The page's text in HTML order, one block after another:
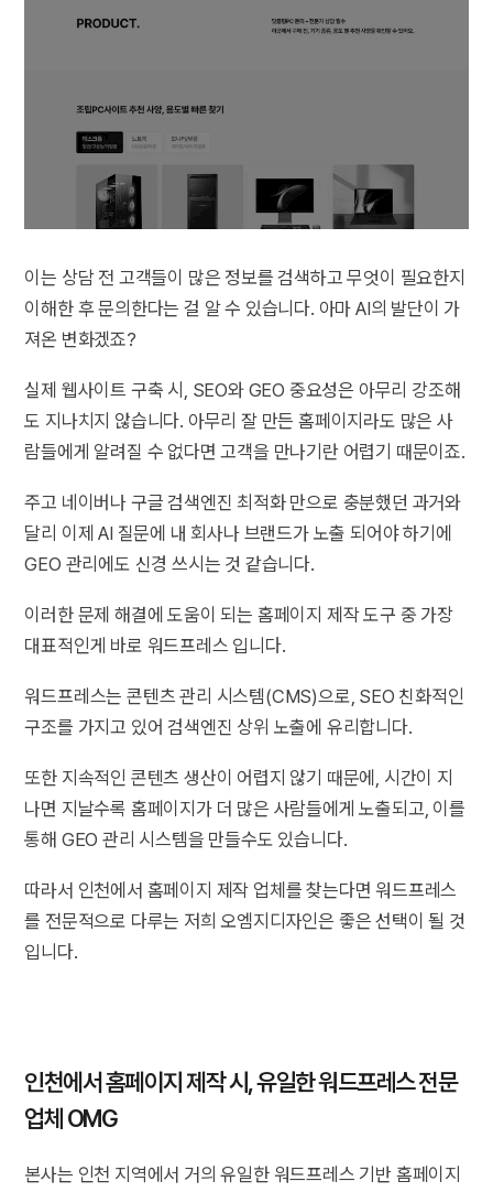
이는 상담 전 고객들이 많은 정보를 검색하고 무엇이 필요한지
이해한 후 문의한다는 걸 알 수 있습니다. 아마 AI의 발단이 가
져온 변화겠죠?
실제 웹사이트 구축 시, SEO와 GEO 중요성은 아무리 강조해
도 지나치지 않습니다. 아무리 잘 만든 홈페이지라도 많은 사
람들에게 알려질 수 없다면 고객을 만나기란 어렵기 때문이죠.
주고 네이버나 구글 검색엔진 최적화 만으로 충분했던 과거와
달리 이제 AI 질문에 내 회사나 브랜드가 노출 되어야 하기에
GEO 관리에도 신경 쓰시는 것 같습니다.
이러한 문제 해결에 도움이 되는 홈페이지 제작 도구 중 가장
대표적인게 바로 워드프레스 입니다.
워드프레스는 콘텐츠 관리 시스템(CMS)으로, SEO 친화적인
구조를 가지고 있어 검색엔진 상위 노출에 유리합니다.
또한 지속적인 콘텐츠 생산이 어렵지 않기 때문에, 시간이 지
나면 지날수록 홈페이지가 더 많은 사람들에게 노출되고, 이를
통해 GEO 관리 시스템을 만들수도 있습니다.
따라서 인천에서 홈페이지 제작 업체를 찾는다면 워드프레스
를 전문적으로 다루는 저희 오엠지디자인은 좋은 선택이 될 것
입니다.
인천에서 홈페이지 제작 시, 유일한 워드프레스 전문
업체 OMG
본사는 인천 지역에서 거의 유일한 워드프레스 기반 홈페이지